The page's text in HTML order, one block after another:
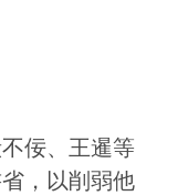
佞、王暹等
，以削弱他